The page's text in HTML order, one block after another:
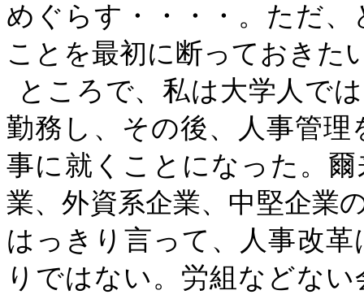
めぐらす・・・・。ただ
ことを最初に断っておきた
ところで、私は大学人で
勤務し、その後、人事管
事に就くことになった。
業、外資系企業、中堅企業
はっきり言って、人事改
りではない。労組などな